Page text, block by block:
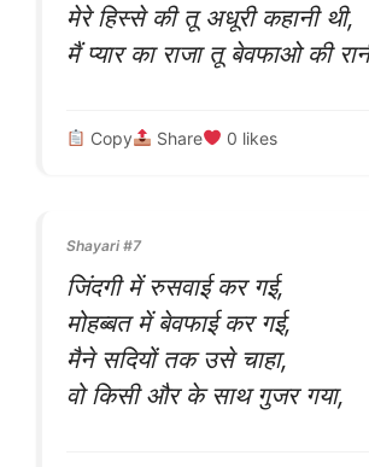
मेरे हिस्से की तू अधूरी कहानी थी,
मैं प्यार का राजा तू बेवफाओ की
Copy Share 0 likes
Shayari #7
जिंदगी में रुसवाई कर गई,
मोहब्बत में बेवफाई कर गई,
मैने सदियों तक उसे चाहा,
वो किसी और के साथ गुजर गया,